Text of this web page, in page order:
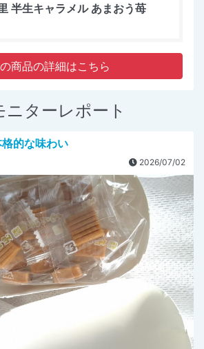
半生キャラメル あまおう苺
商品の詳細はこちら
ニターレポート
的な味わい
2026/07/02